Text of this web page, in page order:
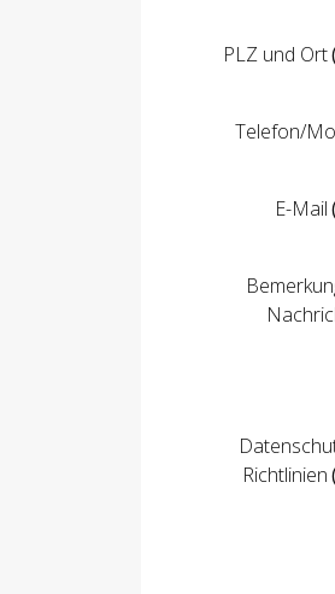
PLZ und Ort
Telefon/
E-Mail
Richtlinien